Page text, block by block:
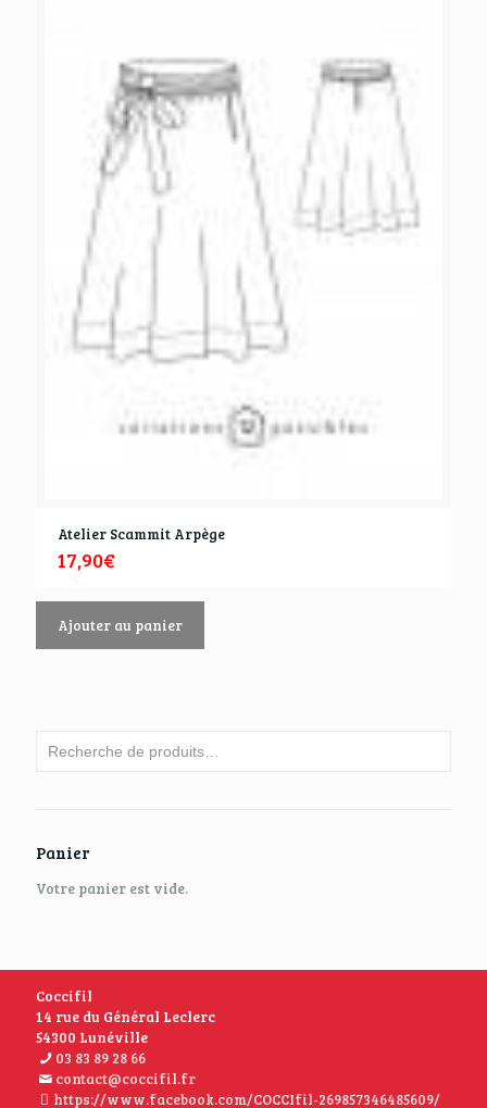
Atelier Scammit Arpège
17,90€
Ajouter au panier
Panier
Votre panier est vide.
Coccifil
14 rue du Général Leclerc
54300 Lunéville
03 83 89 28 66
contact@coccifil.fr
https://www.facebook.com/COCCIfil-269857346485609/